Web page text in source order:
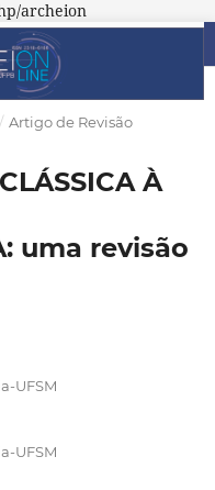
archeion
/ Artigo de Revisão
À
uma revisão
UFSM
UFSM